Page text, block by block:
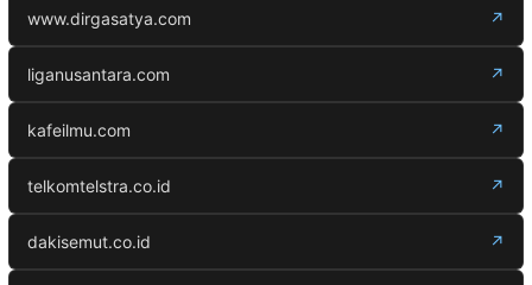
www.dirgasatya.com ↗
liganusantara.com ↗
kafeilmu.com ↗
telkomtelstra.co.id ↗
dakisemut.co.id ↗